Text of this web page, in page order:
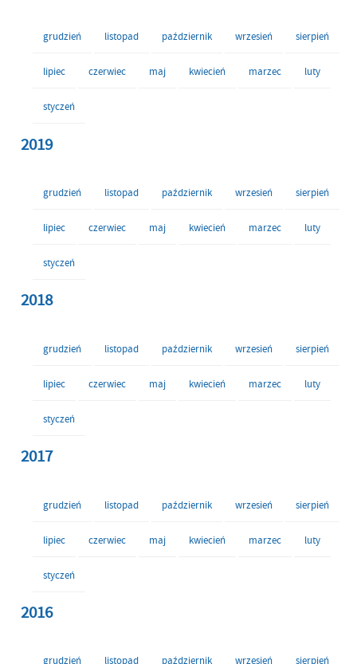
grudzień listopad październik wrzesień sierpień
lipiec czerwiec maj kwiecień marzec luty
styczeń
2019
grudzień listopad październik wrzesień sierpień
lipiec czerwiec maj kwiecień marzec luty
styczeń
2018
grudzień listopad październik wrzesień sierpień
lipiec czerwiec maj kwiecień marzec luty
styczeń
2017
grudzień listopad październik wrzesień sierpień
lipiec czerwiec maj kwiecień marzec luty
styczeń
2016
grudzień listopad październik wrzesień sierpień